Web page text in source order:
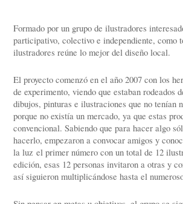
Formado por un grupo de ilustradores
participativo, colectivo e independiente, como
ilustradores reúne lo mejor del diseño local.
El proyecto comenzó en el año 2007 con los
de experimento, viendo que estaban rodeados
dibujos, pinturas e ilustraciones que no tenían
porque no existía un mercado, ya que estas
convencional. Sabiendo que para hacer algo
hacerlo, empezaron a convocar amigos y
la luz el primer número con un total de 12
edición, esas 12 personas invitaron a otras y
así siguieron multiplicándose hasta el